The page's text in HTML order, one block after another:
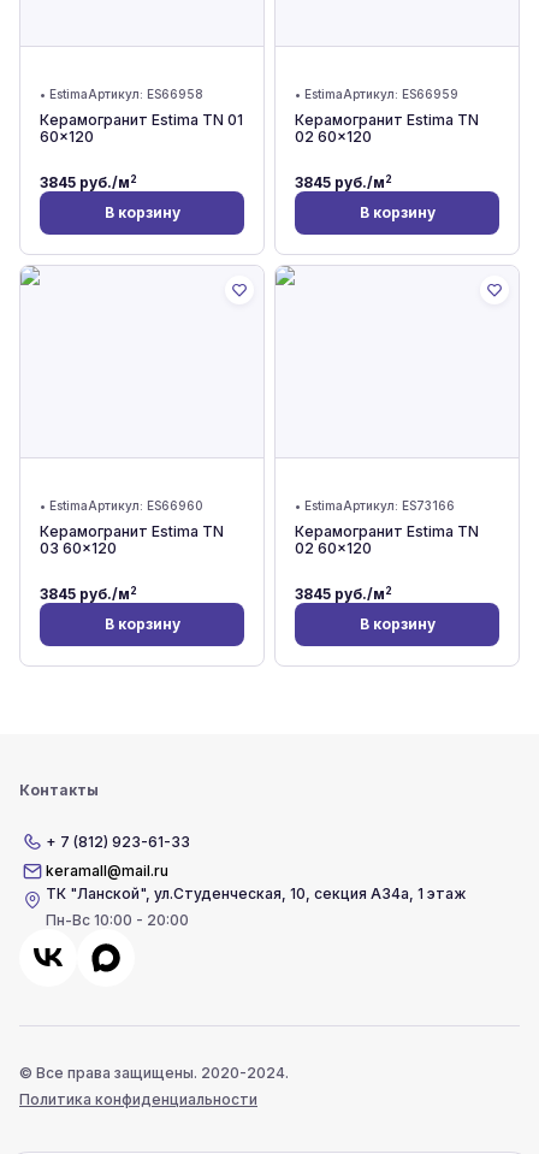
• EstimaАртикул: ES66958
Керамогранит Estima TN 01
60x120
3845 руб./м2
В корзину
• EstimaАртикул: ES66959
Керамогранит Estima TN
02 60x120
3845 руб./м2
В корзину
• EstimaАртикул: ES66960
Керамогранит Estima TN
03 60x120
3845 руб./м2
В корзину
• EstimaАртикул: ES73166
Керамогранит Estima TN
02 60x120
3845 руб./м2
В корзину
Контакты
+ 7 (812) 923-61-33
keramall@mail.ru
ТК "Ланской",ул.Студенческая, 10, секция А34а, 1 этаж
Пн-Вс 10:00 - 20:00
© Все права защищены. 2020-2024.
Политика конфиденциальности